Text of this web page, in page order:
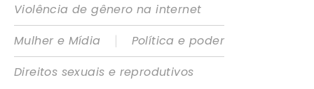
Violência de gênero na internet
Mulher e Mídia
|
Política e poder
Direitos sexuais e reprodutivos